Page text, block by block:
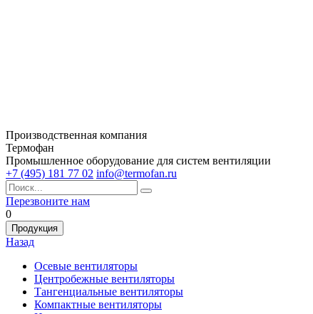
Производственная компания
Термофан
Промышленное оборудование для систем вентиляции
+7 (495) 181 77 02 info@termofan.ru
Перезвоните нам
0
Продукция
Назад
Осевые вентиляторы
Центробежные вентиляторы
Тангенциальные вентиляторы
Компактные вентиляторы